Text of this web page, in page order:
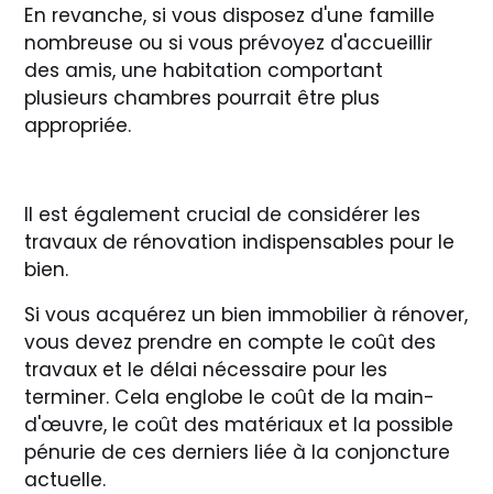
En revanche, si vous disposez d'une famille
nombreuse ou si vous prévoyez d'accueillir
des amis, une habitation comportant
plusieurs chambres pourrait être plus
appropriée.
Il est également crucial de considérer les
travaux de rénovation indispensables pour le
bien.
Si vous acquérez un bien immobilier à rénover,
vous devez prendre en compte le coût des
travaux et le délai nécessaire pour les
terminer. Cela englobe le coût de la main-
d'œuvre, le coût des matériaux et la possible
pénurie de ces derniers liée à la conjoncture
actuelle.